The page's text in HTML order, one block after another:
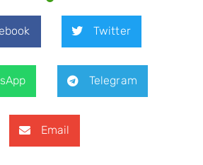
Twitter
Telegram
Email